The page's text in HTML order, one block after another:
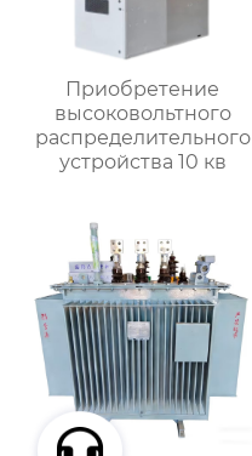
Приобретение
высоковольтного
распределительного
устройства 10 кв